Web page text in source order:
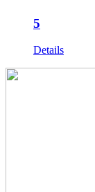
5
Details